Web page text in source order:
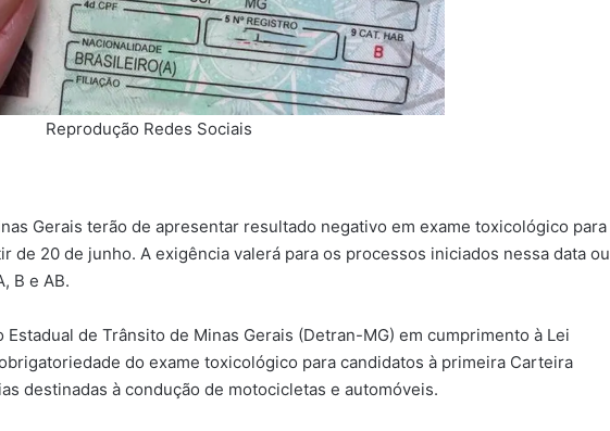
Reprodução Redes Sociais
Gerais terão de apresentar resultado negativo em exame toxicológico para
de 20 de junho. A exigência valerá para os processos iniciados nessa data ou
B e AB.
de Trânsito de Minas Gerais (Detran-MG) em cumprimento à Lei
do exame toxicológico para candidatos à primeira Carteira
destinadas à condução de motocicletas e automóveis.